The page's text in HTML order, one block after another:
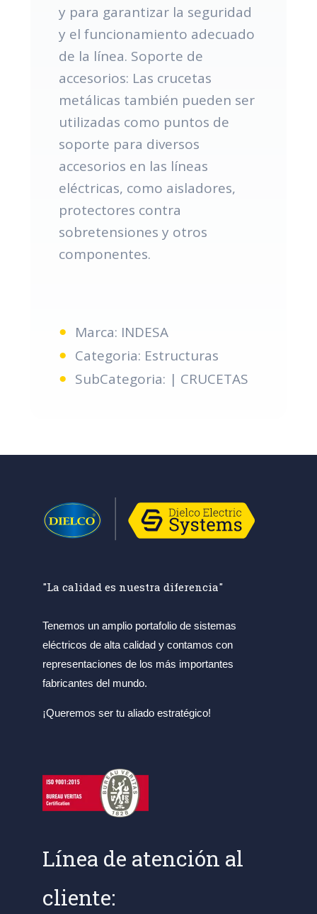
y para garantizar la seguridad
y el funcionamiento adecuado
de la línea. Soporte de
accesorios: Las crucetas
metálicas también pueden ser
utilizadas como puntos de
soporte para diversos
accesorios en las líneas
eléctricas, como aisladores,
protectores contra
sobretensiones y otros
componentes.
Marca: INDESA
Categoria: Estructuras
SubCategoria: | CRUCETAS
"La calidad es nuestra diferencia"
Tenemos un amplio portafolio de sistemas
eléctricos de alta calidad y contamos con
representaciones de los más importantes
fabricantes del mundo.
¡Queremos ser tu aliado estratégico!
Línea de atención al
cliente: